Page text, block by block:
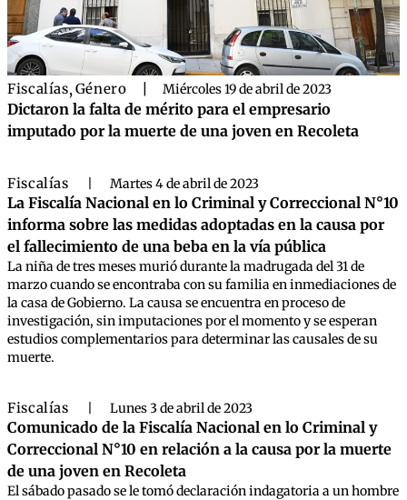
Fiscalías,Género Miércoles 19 de abril de 2023
Dictaron la falta de mérito para el empresario
imputado por la muerte de una joven en Recoleta
Fiscalías Martes 4 de abril de 2023
La Fiscalía Nacional en lo Criminal y Correccional N°10
informa sobre las medidas adoptadas en la causa por
el fallecimiento de una beba en la vía pública
La niña de tres meses murió durante la madrugada del 31 de
marzo cuando se encontraba con su familia en inmediaciones de
la casa de Gobierno. La causa se encuentra en proceso de
investigación, sin imputaciones por el momento y se esperan
estudios complementarios para determinar las causales de su
muerte.
Fiscalías Lunes 3 de abril de 2023
Comunicado de la Fiscalía Nacional en lo Criminal y
Correccional N°10 en relación a la causa por la muerte
de una joven en Recoleta
El sábado pasado se le tomó declaración indagatoria a un hombre